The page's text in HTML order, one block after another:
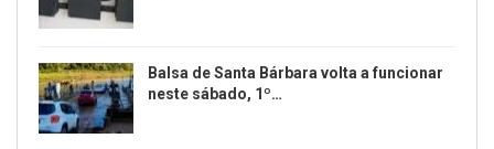
Balsa de Santa Bárbara volta a funcionar
neste sábado, 1º…